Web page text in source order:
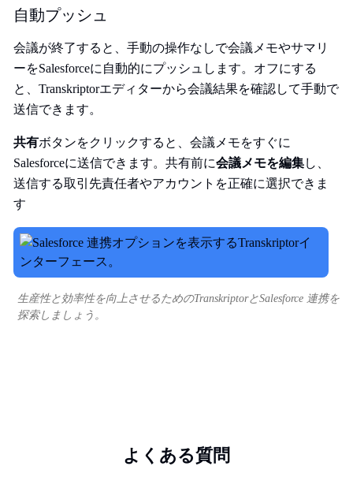
自動プッシュ
会議が終了すると、手動の操作なしで会議メモやサマリ
ーをSalesforceに自動的にプッシュします。オフにする
と、Transkriptorエディターから会議結果を確認して手動で
送信できます。
共有ボタンをクリックすると、会議メモをすぐに
Salesforceに送信できます。共有前に会議メモを編集し、
送信する取引先責任者やアカウントを正確に選択できま
す
生産性と効率性を向上させるためのTranskriptorとSalesforce 連携を
探索しましょう。
よくある質問